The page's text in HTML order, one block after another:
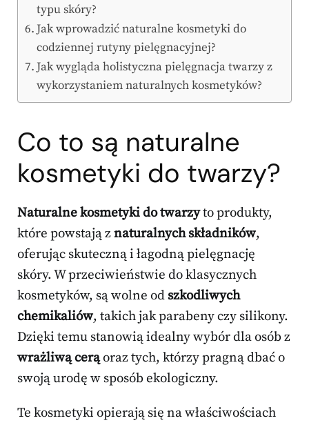
typu skóry?
Jak wprowadzić naturalne kosmetyki do
codziennej rutyny pielęgnacyjnej?
Jak wygląda holistyczna pielęgnacja twarzy z
wykorzystaniem naturalnych kosmetyków?
Co to są naturalne
kosmetyki do twarzy?
Naturalne kosmetyki do twarzyto produkty,
które powstają znaturalnych składników,
oferując skuteczną i łagodną pielęgnację
skóry. W przeciwieństwie do klasycznych
kosmetyków, są wolne od szkodliwych
chemikaliów, takich jak parabeny czy silikony.
Dzięki temu stanowią idealny wybór dla osób z
wrażliwą cerąoraz tych, którzy pragną dbać o
swoją urodę w sposób ekologiczny.
Te kosmetyki opierają się na właściwościach